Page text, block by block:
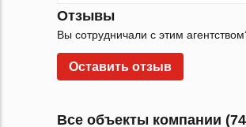
Отзывы
Вы сотрудничали с этим
Оставить отзыв
Все объекты компании